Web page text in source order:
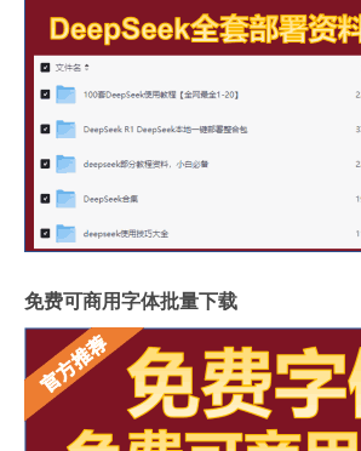
免费可商用字体批量下载